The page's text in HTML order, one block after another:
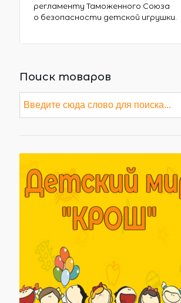
регламенту Таможенного Союза
о безопасности детской игрушки.
Поиск товаров